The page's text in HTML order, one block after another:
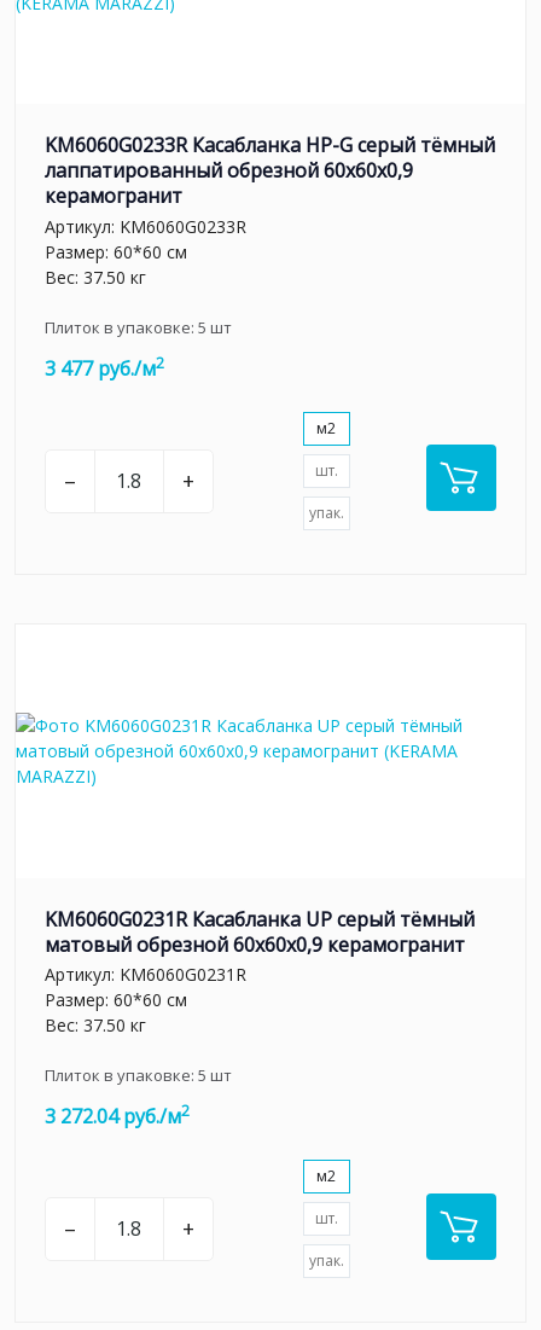
KM6060G0233R Касабланка HP-G серый тёмный
лаппатированный обрезной 60x60x0,9
керамогранит
Артикул: KM6060G0233R
Размер: 60*60 см
Вес: 37.50 кг
Плиток в упаковке: 5 шт
3 477 руб./м2
– +
м2
шт.
упак.
KM6060G0231R Касабланка UP серый тёмный
матовый обрезной 60x60x0,9 керамогранит
Артикул: KM6060G0231R
Размер: 60*60 см
Вес: 37.50 кг
Плиток в упаковке: 5 шт
3 272.04 руб./м2
– +
м2
шт.
упак.